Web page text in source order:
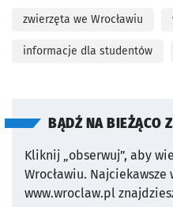
zwierzęta we Wrocławiu
informacje dla studentów
BĄDŹ NA BIEŻĄCO
Kliknij „obserwuj”, aby
Wrocławiu. Najciekawsze
www.wroclaw.pl